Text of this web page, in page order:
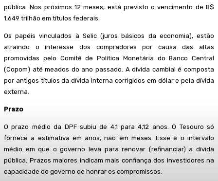
pública. Nos próximos 12 meses, está previsto o vencimento de R$
1,649 trilhão em títulos federais.
Os papéis vinculados à Selic (juros básicos da economia), estão
atraindo o interesse dos compradores por causa das altas
promovidas pelo Comitê de Política Monetária do Banco Central
(Copom) até meados do ano passado. A dívida cambial é composta
por antigos títulos da dívida interna corrigidos em dólar e pela dívida
externa.
Prazo
O prazo médio da DPF subiu de 4,1 para 4,12 anos. O Tesouro só
fornece a estimativa em anos, não em meses. Esse é o intervalo
médio em que o governo leva para renovar (refinanciar) a dívida
pública. Prazos maiores indicam mais confiança dos investidores na
capacidade do governo de honrar os compromissos.